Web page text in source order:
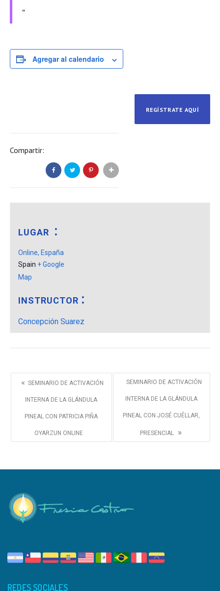
Agregar al calendario
REGÍSTRATE AQUÍ
LUGAR
Online, España
Spain + Google
Map
INSTRUCTOR
Concepción Suarez
Compartir:
« SEMINARIO DE ACTIVACIÓN
INTERNA DE LA GLÁNDULA
PINEAL CON PATRICIA PIÑA
OYARZUN ONLINE
SEMINARIO DE ACTIVACIÓN
INTERNA DE LA GLÁNDULA
PINEAL CON JOSÉ CUÉLLAR,
PRESENCIAL »
REDES SOCIALES